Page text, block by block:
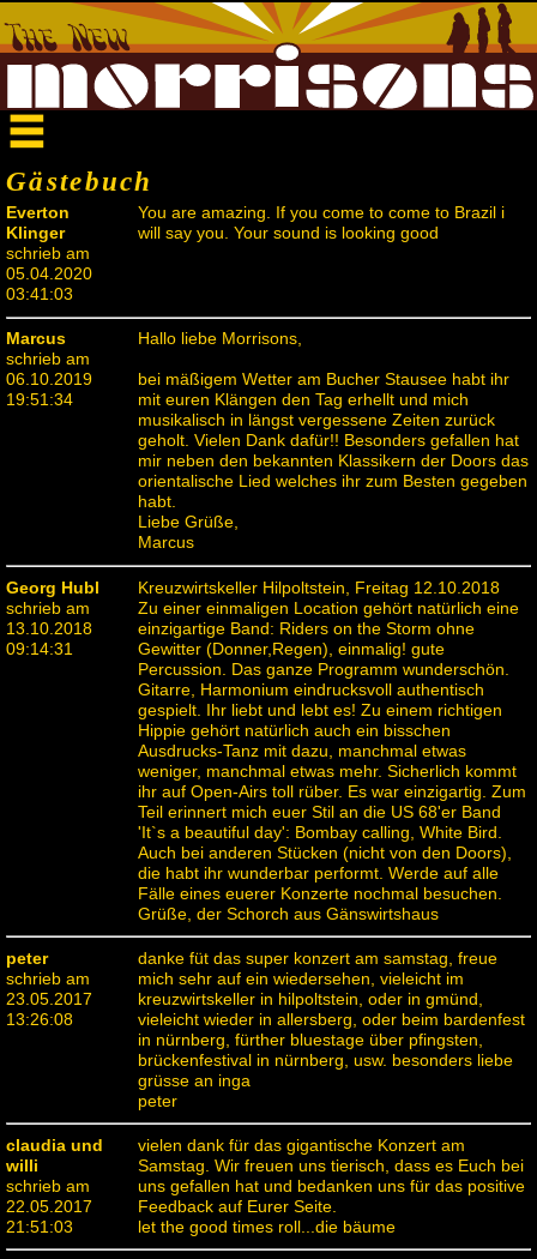
Gästebuch
Everton
Klinger
schrieb am
05.04.2020
03:41:03
You are amazing. If you come to come to Brazil i
will say you. Your sound is looking good
Marcus
schrieb am
06.10.2019
19:51:34
Hallo liebe Morrisons,
bei mäßigem Wetter am Bucher Stausee habt ihr
mit euren Klängen den Tag erhellt und mich
musikalisch in längst vergessene Zeiten zurück
geholt. Vielen Dank dafür!! Besonders gefallen hat
mir neben den bekannten Klassikern der Doors das
orientalische Lied welches ihr zum Besten gegeben
habt.
Liebe Grüße,
Marcus
Georg Hubl
schrieb am
13.10.2018
09:14:31
Kreuzwirtskeller Hilpoltstein, Freitag 12.10.2018
Zu einer einmaligen Location gehört natürlich eine
einzigartige Band: Riders on the Storm ohne
Gewitter (Donner,Regen), einmalig! gute
Percussion. Das ganze Programm wunderschön.
Gitarre, Harmonium eindrucksvoll authentisch
gespielt. Ihr liebt und lebt es! Zu einem richtigen
Hippie gehört natürlich auch ein bisschen
Ausdrucks-Tanz mit dazu, manchmal etwas
weniger, manchmal etwas mehr. Sicherlich kommt
ihr auf Open-Airs toll rüber. Es war einzigartig. Zum
Teil erinnert mich euer Stil an die US 68'er Band
'It`s a beautiful day': Bombay calling, White Bird.
Auch bei anderen Stücken (nicht von den Doors),
die habt ihr wunderbar performt. Werde auf alle
Fälle eines euerer Konzerte nochmal besuchen.
Grüße, der Schorch aus Gänswirtshaus
peter
schrieb am
23.05.2017
13:26:08
danke füt das super konzert am samstag, freue
mich sehr auf ein wiedersehen, vieleicht im
kreuzwirtskeller in hilpoltstein, oder in gmünd,
vieleicht wieder in allersberg, oder beim bardenfest
in nürnberg, fürther bluestage über pfingsten,
brückenfestival in nürnberg, usw. besonders liebe
grüsse an inga
peter
claudia und
willi
schrieb am
22.05.2017
21:51:03
vielen dank für das gigantische Konzert am
Samstag. Wir freuen uns tierisch, dass es Euch bei
uns gefallen hat und bedanken uns für das positive
Feedback auf Eurer Seite.
let the good times roll...die bäume